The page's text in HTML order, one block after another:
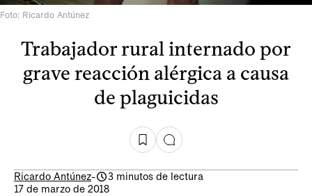
Foto: Ricardo Antúnez
Trabajador rural internado por
grave reacción alérgica a causa
de plaguicidas
Ricardo Antúnez-
3 minutos de lectura
17 de marzo de 2018